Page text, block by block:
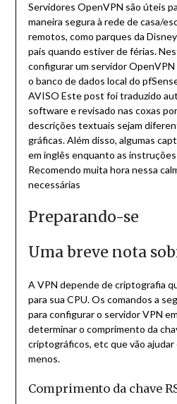
Servidores OpenVPN são úteis
maneira segura à rede de casa/
remotos, como parques da
país quando estiver de férias.
configurar um servidor
o banco de dados local do
AVISO Este post foi traduzido
software e revisado nas coxas
descrições textuais sejam
gráficas. Além disso, algumas
em inglês enquanto as
Recomendo muita hora nessa
necessárias
Preparando-se
Uma breve nota
A VPN depende de criptografia
para sua CPU. Os comandos a
para configurar o servidor VPN
determinar o comprimento da
criptográficos, etc que vão
menos.
Comprimento da chave